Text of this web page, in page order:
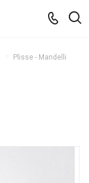
Plisse - Mandelli